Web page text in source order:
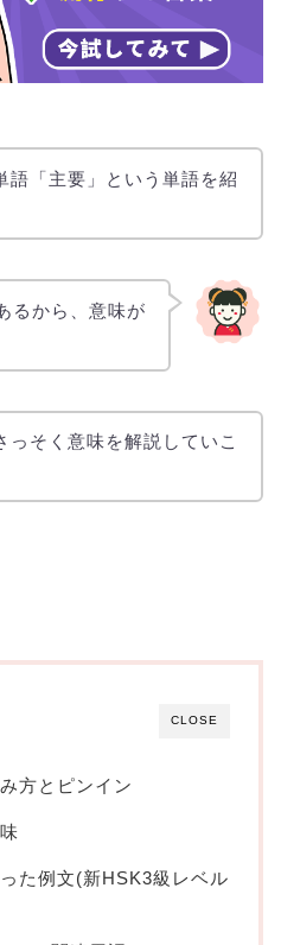
語「主要」という単語を紹
るから、意味が
っそく意味を解説していこ
CLOSE
方とピンイン
た例文(新HSK3級レベル